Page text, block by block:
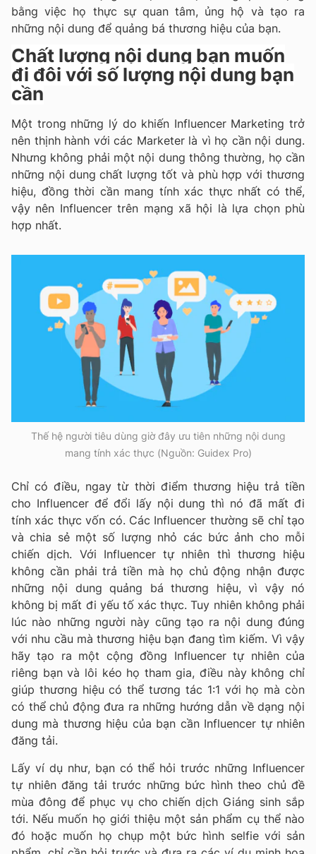
bằng việc họ thực sự quan tâm, ủng hộ và tạo ra
những nội dung để quảng bá thương hiệu của bạn.
Chất lượng nội dung bạn muốn
đi đôi với số lượng nội dung bạn
cần
Một trong những lý do khiến Influencer Marketing trở
nên thịnh hành với các Marketer là vì họ cần nội dung.
Nhưng không phải một nội dung thông thường, họ cần
những nội dung chất lượng tốt và phù hợp với thương
hiệu, đồng thời cần mang tính xác thực nhất có thể,
vậy nên Influencer trên mạng xã hội là lựa chọn phù
hợp nhất.
Thế hệ người tiêu dùng giờ đây ưu tiên những nội dung
mang tính xác thực (Nguồn: Guidex Pro)
Chỉ có điều, ngay từ thời điểm thương hiệu trả tiền
cho Influencer để đổi lấy nội dung thì nó đã mất đi
tính xác thực vốn có. Các Influencer thường sẽ chỉ tạo
và chia sẻ một số lượng nhỏ các bức ảnh cho mỗi
chiến dịch. Với Influencer tự nhiên thì thương hiệu
không cần phải trả tiền mà họ chủ động nhận được
những nội dung quảng bá thương hiệu, vì vậy nó
không bị mất đi yếu tố xác thực. Tuy nhiên không phải
lúc nào những người này cũng tạo ra nội dung đúng
với nhu cầu mà thương hiệu bạn đang tìm kiếm. Vì vậy
hãy tạo ra một cộng đồng Influencer tự nhiên của
riêng bạn và lôi kéo họ tham gia, điều này không chỉ
giúp thương hiệu có thể tương tác 1:1 với họ mà còn
có thể chủ động đưa ra những hướng dẫn về dạng nội
dung mà thương hiệu của bạn cần Influencer tự nhiên
đăng tải.
Lấy ví dụ như, bạn có thể hỏi trước những Influencer
tự nhiên đăng tải trước những bức hình theo chủ đề
mùa đông để phục vụ cho chiến dịch Giáng sinh sắp
tới. Nếu muốn họ giới thiệu một sản phẩm cụ thể nào
đó hoặc muốn họ chụp một bức hình selfie với sản